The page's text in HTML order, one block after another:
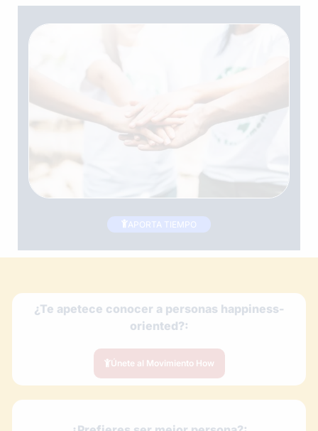
APORTA TIEMPO
¿Te apetece conocer a personas happiness-
oriented?:
Únete al Movimiento How